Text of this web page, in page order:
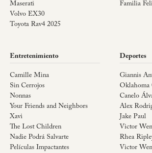
Maserati
Volvo EX30
Toyota Rav4 2025
Familia
Entretenimiento
Camille Mina
Sin Cerrojos
Nonnas
Your Friends and Neighbors
Xavi
The Lost Children
Nadie Podrá Salvarte
Películas Impactantes
Deportes
Giannis
Oklahoma
Canelo
Alex
Jake Paul
Victor
Rhea
Victor